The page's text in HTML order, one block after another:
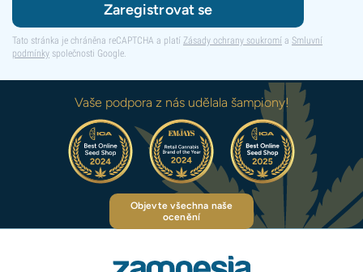
Zaregistrovat se
Tato stránka je chráněna reCAPTCHA a platí Zásady ochrany soukromí a Smluvní
podmínky společnosti Google.
Vaše podpora z nás udělala šampiony!
Objevte všechna naše
ocenění